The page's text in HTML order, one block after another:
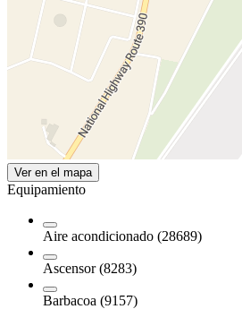
Ver en el mapa
Equipamiento
Aire acondicionado (28689)
Ascensor (8283)
Barbacoa (9157)